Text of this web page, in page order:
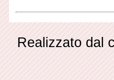
Realizzato dal